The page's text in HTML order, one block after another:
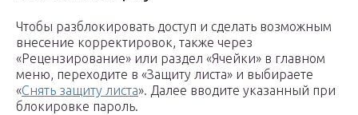
Чтобы разблокировать доступ и сделать возможным
внесение корректировок, также через
«Рецензирование» или раздел «Ячейки» в главном
меню, переходите в «Защиту листа» и выбираете
«Снять защиту листа». Далее вводите указанный при
блокировке пароль.